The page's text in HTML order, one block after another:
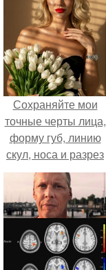
Сохраняйте мои
точные черты лица,
форму губ, линию
скул, носа и разрез
глаз.